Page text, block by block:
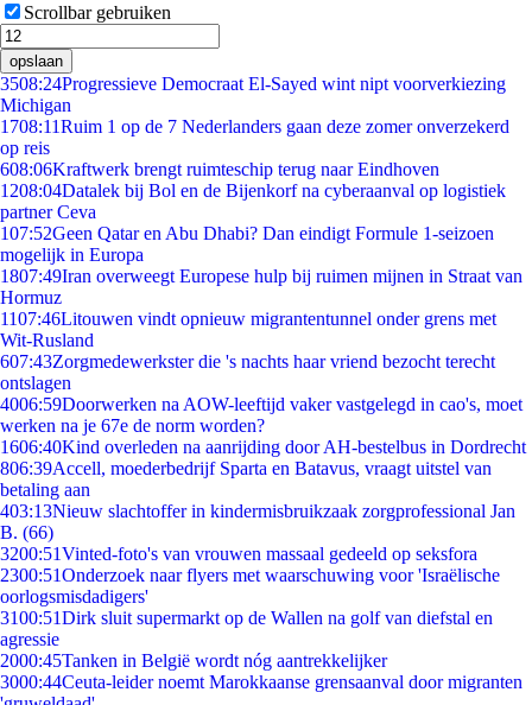
Scrollbar gebruiken
opslaan
3508:24Progressieve Democraat El-Sayed wint nipt voorverkiezing
Michigan
1708:11Ruim 1 op de 7 Nederlanders gaan deze zomer onverzekerd
op reis
608:06Kraftwerk brengt ruimteschip terug naar Eindhoven
1208:04Datalek bij Bol en de Bijenkorf na cyberaanval op logistiek
partner Ceva
107:52Geen Qatar en Abu Dhabi? Dan eindigt Formule 1-seizoen
mogelijk in Europa
1807:49Iran overweegt Europese hulp bij ruimen mijnen in Straat van
Hormuz
1107:46Litouwen vindt opnieuw migrantentunnel onder grens met
Wit-Rusland
607:43Zorgmedewerkster die 's nachts haar vriend bezocht terecht
ontslagen
4006:59Doorwerken na AOW-leeftijd vaker vastgelegd in cao's, moet
werken na je 67e de norm worden?
1606:40Kind overleden na aanrijding door AH-bestelbus in Dordrecht
806:39Accell, moederbedrijf Sparta en Batavus, vraagt uitstel van
betaling aan
403:13Nieuw slachtoffer in kindermisbruikzaak zorgprofessional Jan
B. (66)
3200:51Vinted-foto's van vrouwen massaal gedeeld op seksfora
2300:51Onderzoek naar flyers met waarschuwing voor 'Israëlische
oorlogsmisdadigers'
3100:51Dirk sluit supermarkt op de Wallen na golf van diefstal en
agressie
2000:45Tanken in België wordt nóg aantrekkelijker
3000:44Ceuta-leider noemt Marokkaanse grensaanval door migranten